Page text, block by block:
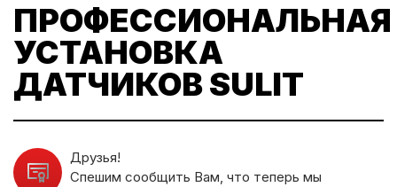
ПРОФЕССИОНАЛЬНАЯ
УСТАНОВКА
ДАТЧИКОВ SULIT
Друзья!
Спешим сообщить Вам, что теперь мы